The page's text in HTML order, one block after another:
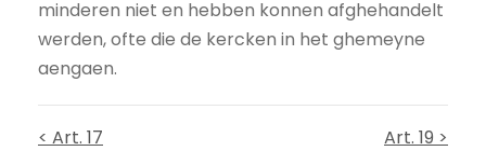
minderen niet en hebben konnen afghehandelt
werden, ofte die de kercken in het ghemeyne
aengaen.
< Art. 17 Art. 19 >